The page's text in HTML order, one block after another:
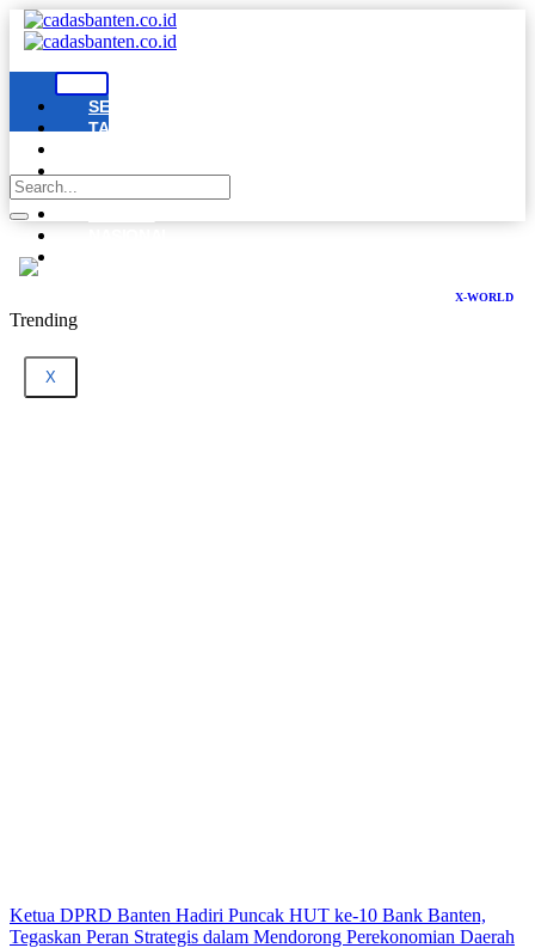
SERANG
TANGERANG
LEBAK
X
X-WORLD
Trending
Ketua DPRD Banten Hadiri Puncak HUT ke-10 Bank Banten,
Tegaskan Peran Strategis dalam Mendorong Perekonomian Daerah